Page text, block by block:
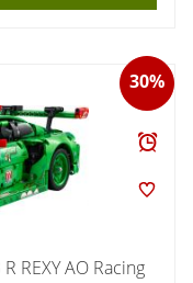
30%
REXY AO Racing